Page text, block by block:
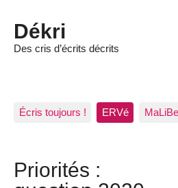
Dékri
Des cris d’écrits décrits
Écris toujours ! ERVé
Priorités :